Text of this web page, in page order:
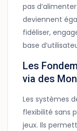
pas
deviennent
fidéliser,
base
Les
via des
Les systèmes
flexibilité sans
jeux. Ils